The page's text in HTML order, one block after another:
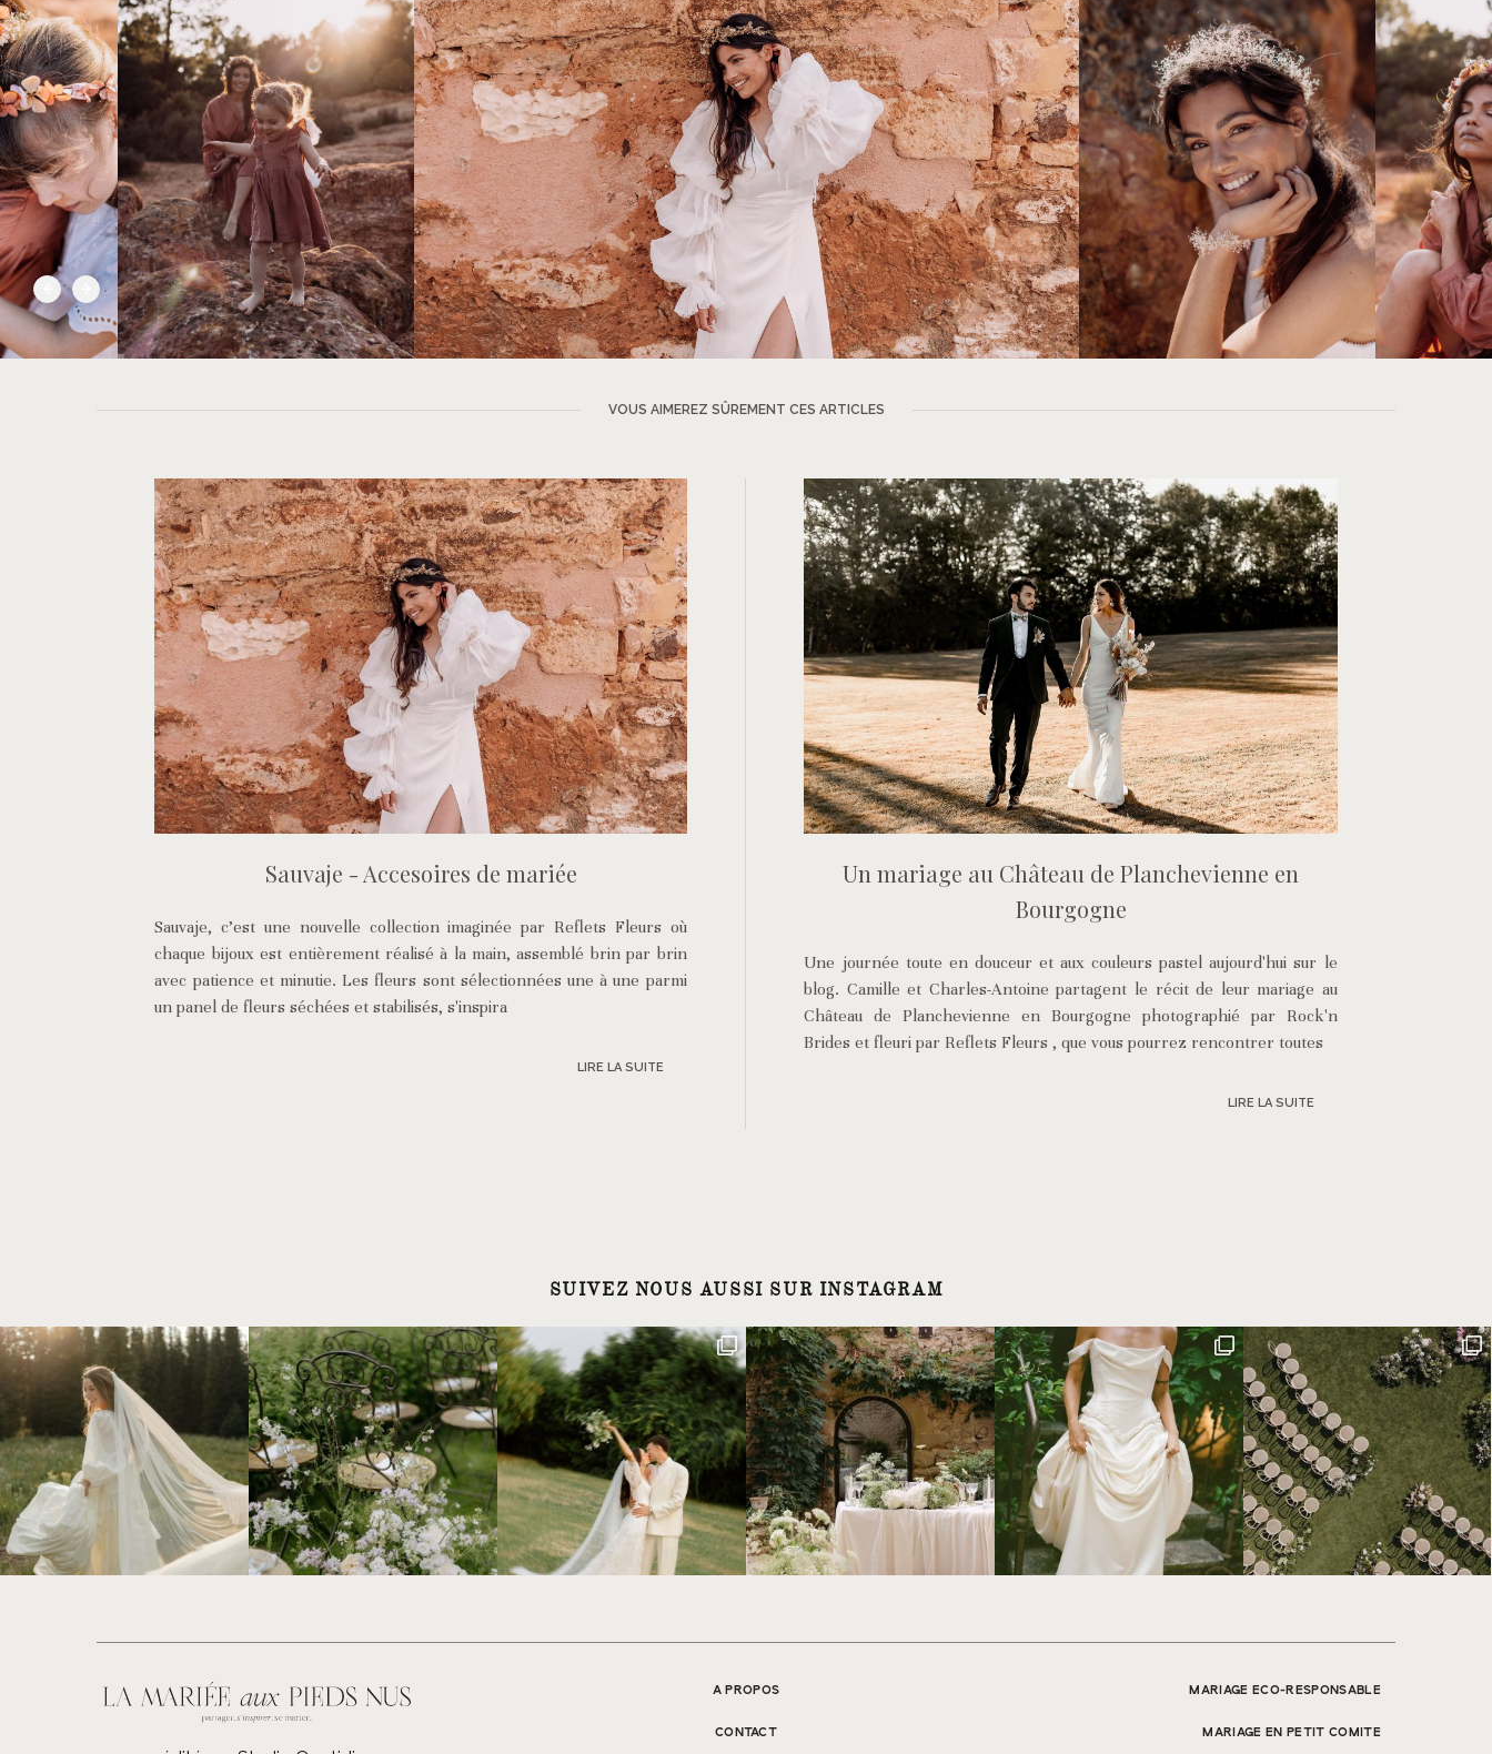
VOUS AIMEREZ SÛREMENT CES ARTICLES
Sauvaje - Accesoires de mariée
Sauvaje, c’est une nouvelle collection imaginée par Reflets Fleurs où
chaque bijoux est entièrement réalisé à la main, assemblé brin par brin
avec patience et minutie. Les fleurs sont sélectionnées une à une parmi
un panel de fleurs séchées et stabilisés, s'inspira
LIRE LA SUITE
Un mariage au Château de Planchevienne en
Bourgogne
Une journée toute en douceur et aux couleurs pastel aujourd'hui sur le
blog. Camille et Charles-Antoine partagent le récit de leur mariage au
Château de Planchevienne en Bourgogne photographié par Rock'n
Brides et fleuri par Reflets Fleurs , que vous pourrez rencontrer toutes
LIRE LA SUITE
SUIVEZ NOUS AUSSI SUR INSTAGRAM
A PROPOS
CONTACT
MARIAGE ECO-RESPONSABLE
MARIAGE EN PETIT COMITE